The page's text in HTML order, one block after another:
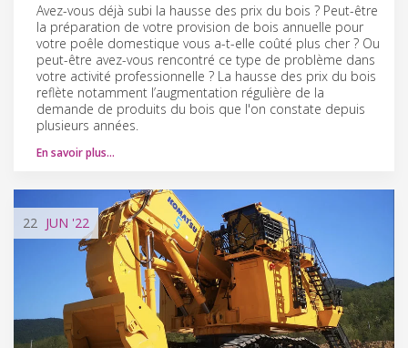
Avez-vous déjà subi la hausse des prix du bois ? Peut-être
la préparation de votre provision de bois annuelle pour
votre poêle domestique vous a-t-elle coûté plus cher ? Ou
peut-être avez-vous rencontré ce type de problème dans
votre activité professionnelle ? La hausse des prix du bois
reflète notamment l’augmentation régulière de la
demande de produits du bois que l'on constate depuis
plusieurs années.
En savoir plus…
22 JUN '22